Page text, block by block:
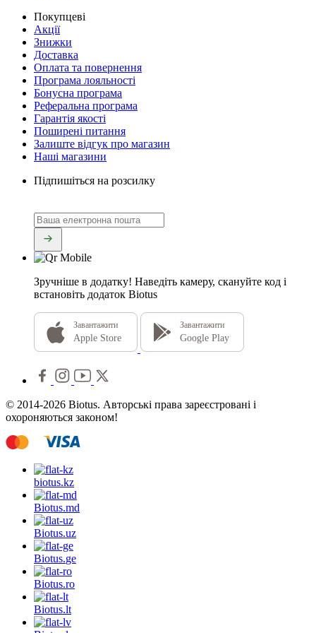
Покупцеві
Акції
Знижки
Доставка
Оплата та повернення
Програма лояльності
Бонусна програма
Реферальна програма
Гарантія якості
Поширені питання
Залиште відгук про магазин
Наші магазини
Підпишіться на розсилку
Зручніше в додатку! Наведіть камеру, скануйте код і
встановіть додаток Biotus
Завантажити
Apple Store
Завантажити
Google Play
© 2014-2026 Biotus. Авторські права зареєстровані і
охороняються законом!
biotus.kz
Biotus.md
Biotus.uz
Biotus.ge
Biotus.ro
Biotus.lt